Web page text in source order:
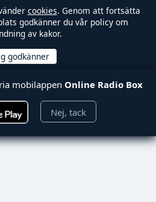
cookies. Genom att fortsätta
godkänner du vår policy om
av kakor.
mobilappen Online Radio Box
Nej, tack